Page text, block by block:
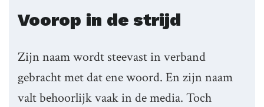
Voorop in de strijd
Zijn naam wordt steevast in verband
gebracht met dat ene woord. En zijn naam
valt behoorlijk vaak in de media. Toch